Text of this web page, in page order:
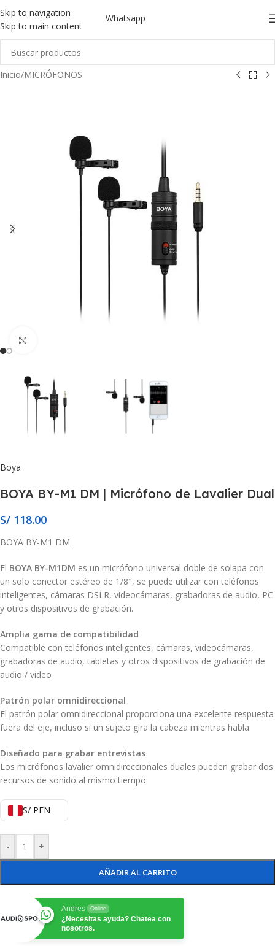
Skip to navigation
Skip to main content
Whatsapp
Inicio/MICRÓFONOS
Boya
BOYA BY-M1 DM | Micrófono de Lavalier Dual
S/ 118.00
BOYA BY-M1 DM
El BOYA BY-M1DM es un micrófono universal doble de solapa con
un solo conector estéreo de 1/8″, se puede utilizar con teléfonos
inteligentes, cámaras DSLR, videocámaras, grabadoras de audio, PC
y otros dispositivos de grabación.
Amplia gama de compatibilidad
Compatible con teléfonos inteligentes, cámaras, videocámaras,
grabadoras de audio, tabletas y otros dispositivos de grabación de
audio / video
Patrón polar omnidireccional
El patrón polar omnidireccional proporciona una excelente respuesta
fuera del eje, incluso si un sujeto gira la cabeza mientras habla
Diseñado para grabar entrevistas
Los micrófonos lavalier omnidireccionales duales pueden grabar dos
recursos de sonido al mismo tiempo
S/ PEN
- +
AÑADIR AL CARRITO
Andres Online
¿Necesitas ayuda? Chatea con
nosotros.